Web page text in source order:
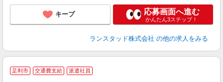
キープ 応募画面へ進む
かんたん3ステップ！
ランスタッド株式会社 の他の求人をみる
足利市 交通費支給 派遣社員